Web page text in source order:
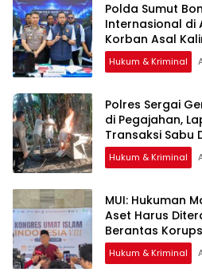
Polda Sumut
Internasional di
Korban Asal
Hukum & Kriminal
Polres Sergai
di Pegajahan,
Transaksi Sabu
Hukum & Kriminal
‎MUI: Hukuman
Aset Harus
Hukum & Kriminal